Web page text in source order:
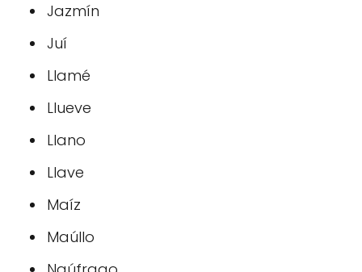
Jazmín
Juí
Llamé
Llueve
Llano
Llave
Maíz
Maúllo